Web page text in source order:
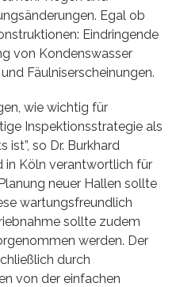
Egal ob
Eindringende
von Kondenswasser
Fäulniserscheinungen.
wie wichtig für
Inspektionsstrategie als
ist”, so Dr. Burkhard
in Köln verantwortlich für
neuer Hallen sollte
wartungsfreundlich
sollte zudem
werden. Der
durch
von der einfachen